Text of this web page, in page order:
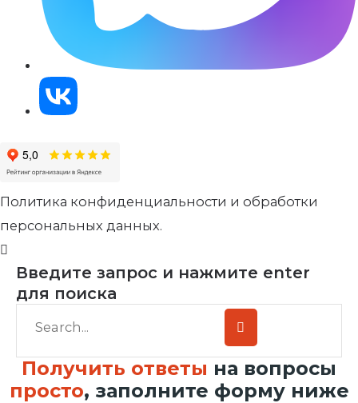
Политика конфиденциальности и обработки
персональных данных.
Введите запрос и нажмите enter
для поиска
Получить ответы на вопросы
просто, заполните форму ниже